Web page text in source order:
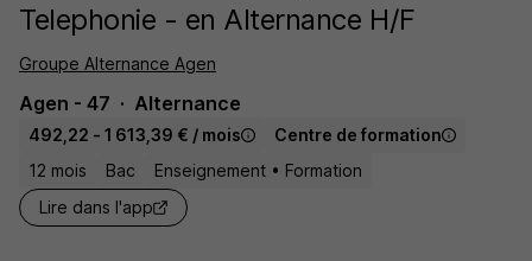
Telephonie - en Alternance H/F
Groupe Alternance Agen
Agen - 47 Alternance
492,22 - 1 613,39 € / mois
Centre de formation
12 mois
Bac
Enseignement • Formation
Lire dans l'app